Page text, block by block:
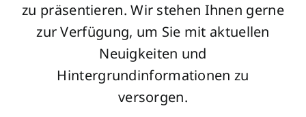
zu präsentieren. Wir stehen Ihnen gerne
zur Verfügung, um Sie mit aktuellen
Neuigkeiten und
Hintergrundinformationen zu
versorgen.